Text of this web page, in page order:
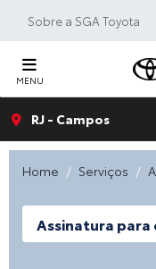
Sobre a SGA Toyota
MENU
RJ - Campos
Home Serviços
Assinatura para